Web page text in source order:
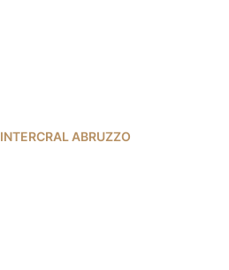
INTERCRAL ABRUZZO